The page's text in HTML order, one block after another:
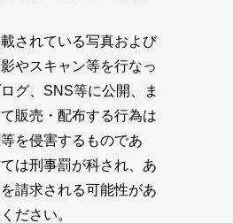
されている写真および
やスキャン等を行なっ
グ、SNS等に公開、ま
販売・配布する行為は
を侵害するものであ
は刑事罰が科され、あ
請求される可能性があ
ださい。